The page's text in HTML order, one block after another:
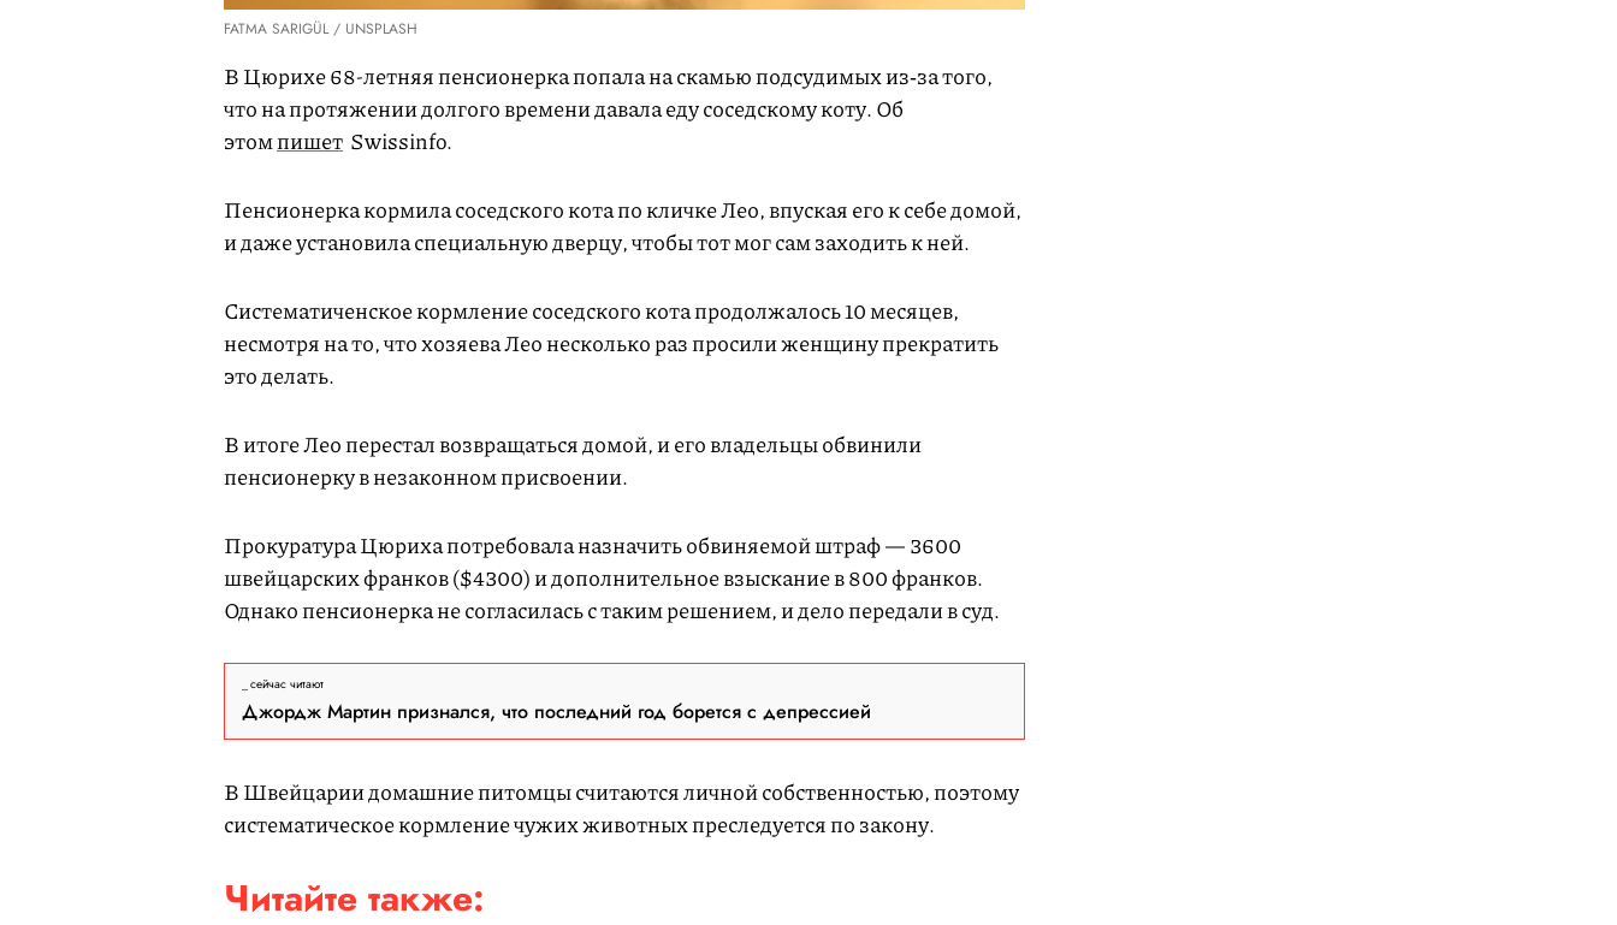
FATMA SARIGÜL / UNSPLASH
В Цюрихе 68-летняя пенсионерка попала на скамью подсудимых из‑за того,
что на протяжении долгого времени давала еду соседскому коту. Об
этомпишет Swissinfo.
Пенсионерка кормила соседского кота по кличке Лео, впуская его к себе домой,
и даже установила специальную дверцу, чтобы тот мог сам заходить к ней.
Систематиченское кормление соседского кота продолжалось 10 месяцев,
несмотря на то, что хозяева Лео несколько раз просили женщину прекратить
это делать.
В итоге Лео перестал возвращаться домой, и его владельцы обвинили
пенсионерку в незаконном присвоении.
Прокуратура Цюриха потребовала назначить обвиняемой штраф — 3600
швейцарских франков ($4300) и дополнительное взыскание в 800 франков.
Однако пенсионерка не согласилась с таким решением, и дело передали в суд.
сейчас читают
Джордж Мартин признался, что последний год борется с депрессией
В Швейцарии домашние питомцы считаются личной собственностью, поэтому
систематическое кормление чужих животных преследуется по закону.
Читайте также: